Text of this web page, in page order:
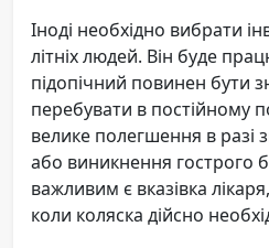
Іноді необхідно вибрати
літніх людей. Він буде
підопічний повинен бути
перебувати в постійному
велике полегшення в разі
або виникнення гострого
важливим є вказівка
коли коляска дійсно